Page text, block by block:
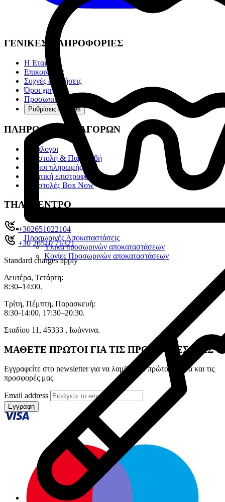
Προσωρινές Αποκαταστάσεις
Υλικά προσωρινών αποκαταστάσεων
Κονίες Προσωρινών αποκαταστάσεων
ΓΕΝΙΚΕΣ ΠΛΗΡΟΦΟΡΙΕΣ
Η Εταιρία
Επικοινωνία
Συχνές ερωτήσεις
Όροι χρήσης
Προσωπικά Δεδομένα
Ρυθμίσεις cookies
ΠΛΗΡΟΦΟΡΙΕΣ ΑΓΟΡΩΝ
Κατάλογοι
Αποστολή & Παραλαβή
Τρόποι πληρωμής
Πολιτική επιστροφών
Αποστολές Box Now
ΤΗΛ. ΚΕΝΤΡΟ
+302651022104
+30 26510 71321
Standard charges apply
Δευτέρα, Τετάρτη:
8:30–14:00.
Τρίτη, Πέμπτη, Παρασκευή:
8:30-14:00, 17:30–20:30.
Σταδίου 11, 45333 , Ιωάννινα.
ΜΑΘΕΤΕ ΠΡΩΤΟΙ ΓΙΑ ΤΙΣ ΠΡΟΣΦΟΡΕΣ ΜΑΣ
Εγγραφείτε στο newsletter για να λαμβάνετε πρώτοι τα νέα και τις
προσφορές μας
Email address
Εγγραφή